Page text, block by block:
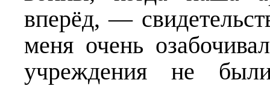
вперёд, —
меня очень
учреждения не